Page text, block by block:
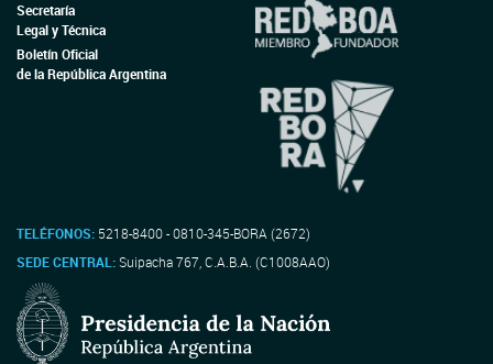
Secretaría
Legal y Técnica
Boletín Oficial
de la República Argentina
TELÉFONOS: 5218-8400 - 0810-345-BORA (2672)
SEDE CENTRAL:Suipacha 767, C.A.B.A. (C1008AAO)